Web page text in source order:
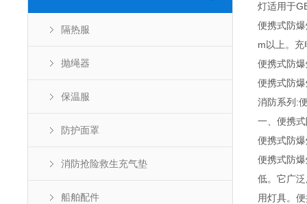
隔热服
抛绳器
保温服
防护面罩
消防抢险救生充气垫
船舶配件
灯适用于
便携式防
m以上。
便携式防
便携式防
消防系列:
一、便携
便携式防
便携式防
低。它广
用灯具。